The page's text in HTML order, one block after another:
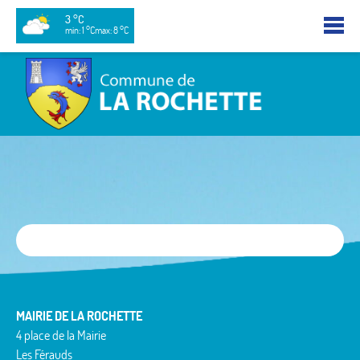
3 °C
min: 1 °Cmax: 8 °C
MAIRIE DE LA ROCHETTE
4 place de la Mairie
Les Férauds